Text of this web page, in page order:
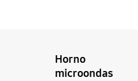
Horno
microondas